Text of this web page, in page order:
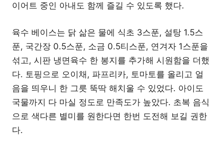
이어트 중인 아내도 함께 즐길 수 있도록 했다.
육수 베이스는 닭 삶은 물에 식초 3스푼, 설탕 1.5스
푼, 국간장 0.5스푼, 소금 0.5티스푼, 연겨자 1스푼을
섞고, 시판 냉면육수 한 봉지를 추가해 시원함을 더했
다. 토핑으로 오이채, 파프리카, 토마토를 올리고 얼
음을 띄우니 한 그릇 뚝딱 해치울 수 있었다. 아이도
국물까지 다 마실 정도로 만족도가 높았다. 초복 음식
으로 색다른 별미를 원한다면 한번 도전해 보길 권한
다.